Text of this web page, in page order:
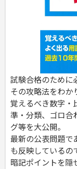
調理師
スキル・キャ
危険物取扱者
消防設備士
登録販売者
その他資格試験
試験合格のために
その攻略法をわか
覚えるべき数字・
準・分類、ゴロ合
グ等を大公開。
最新の公表問題で
も反映しているの
暗記ポイントを隠